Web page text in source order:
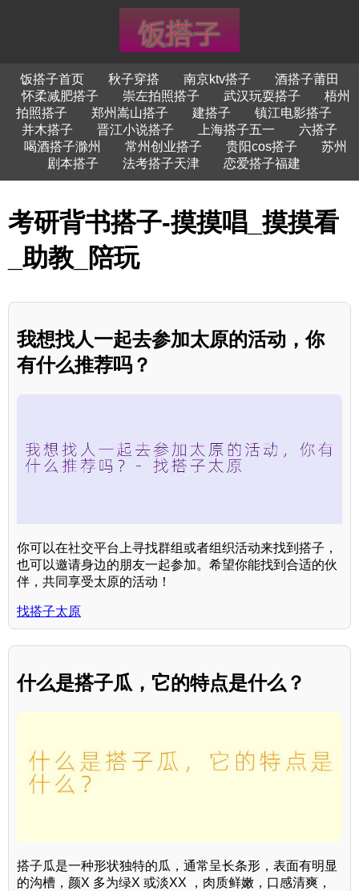
饭搭子首页 秋子穿搭 南京ktv搭子
酒搭子莆田
怀柔减肥搭子
崇左拍照搭子 武汉玩耍搭子
梧州
拍照搭子
郑州嵩山搭子 建搭子
镇江电影搭子
并木搭子
晋江小说搭子 上海搭子五一
六搭子
喝酒搭子滁州
常州创业搭子 贵阳cos搭子
苏州
剧本搭子
法考搭子天津 恋爱搭子福建
考研背书搭子-摸摸唱_摸摸看
_助教_陪玩
我想找人一起去参加太原的活动，你
有什么推荐吗？
你可以在社交平台上寻找群组或者组织活动来找到搭子，
也可以邀请身边的朋友一起参加。希望你能找到合适的伙
伴，共同享受太原的活动！
找搭子太原
什么是搭子瓜，它的特点是什么？
搭子瓜是一种形状独特的瓜，通常呈长条形，表面有明显
的沟槽，颜X 多为绿X 或淡XX ，肉质鲜嫩，口感清爽，